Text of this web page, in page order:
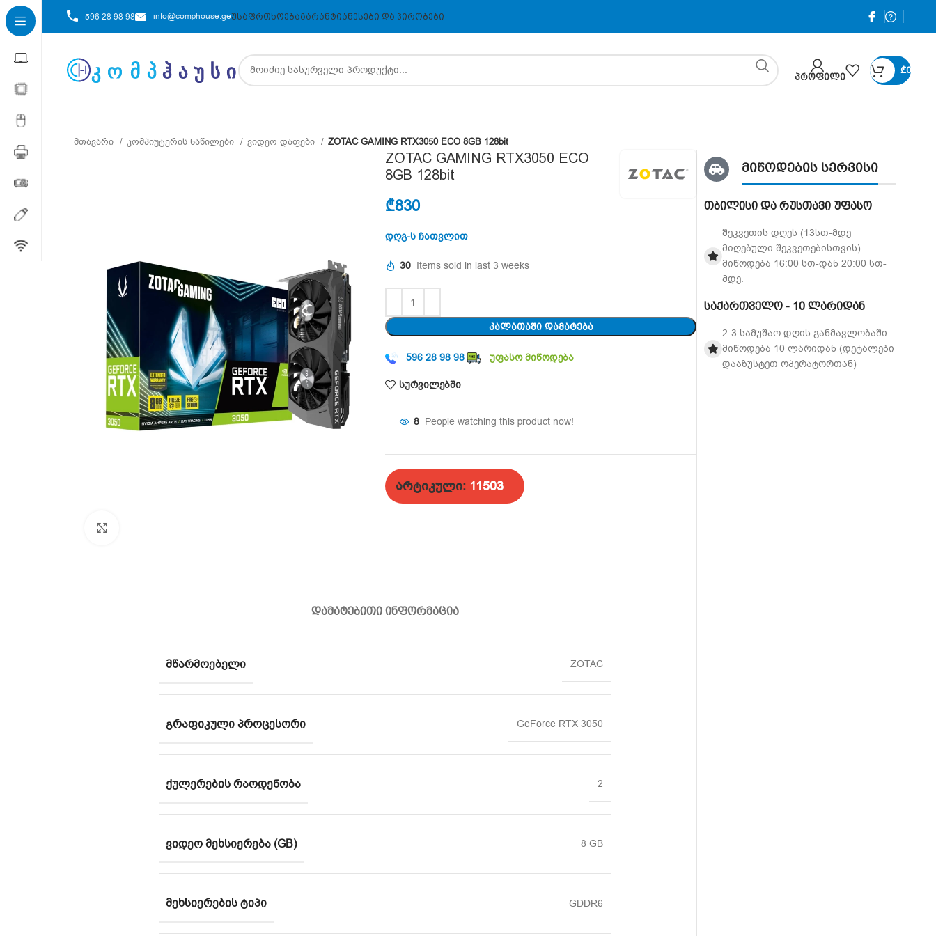
596 28 98 98 info@comphouse.geᲣᲡᲐᲤᲠᲗᲮᲝᲔᲑᲐᲒᲐᲠᲐᲜᲢᲘᲐᲬᲔᲡᲔᲑᲘ ᲓᲐ ᲞᲘᲠᲝᲑᲔᲑᲘ
ᲞᲠᲝᲤᲘᲚᲘ
₾0
მთავარი კომპიუტერის ნაწილები ვიდეო დაფები ZOTAC GAMING RTX3050 ECO 8GB 128bit
ZOTAC GAMING RTX3050 ECO
8GB 128bit
₾830
დღგ-ს ჩათვლით
30 Items sold in last 3 weeks
ᲙᲐᲚᲐᲗᲐᲨᲘ ᲓᲐᲛᲐᲢᲔᲑᲐ
596 28 98 98 უფასო მიწოდება
სურვილებში
8 People watching this product now!
არტიკული: 11503
ᲓᲐᲛᲐᲢᲔᲑᲘᲗᲘ ᲘᲜᲤᲝᲠᲛᲐᲪᲘᲐ
ᲛᲬᲐᲠᲛᲝᲔᲑᲔᲚᲘ ZOTAC
ᲒᲠᲐᲤᲘᲙᲣᲚᲘ ᲞᲠᲝᲪᲔᲡᲝᲠᲘ GeForce RTX 3050
ᲥᲣᲚᲔᲠᲔᲑᲘᲡ ᲠᲐᲝᲓᲔᲜᲝᲑᲐ 2
ᲕᲘᲓᲔᲝ ᲛᲔᲮᲡᲘᲔᲠᲔᲑᲐ (GB) 8 GB
ᲛᲔᲮᲡᲘᲔᲠᲔᲑᲘᲡ ᲢᲘᲞᲘ GDDR6
მიწოდების სერვისი
თბილისი და რუსთავი უფასო
შეკვეთის დღეს (13სთ-მდე
მიღებული შეკვეთებისთვის)
მიწოდება 16:00 სთ-დან 20:00 სთ-
მდე.
საქართველო - 10 ლარიდან
2-3 სამუშაო დღის განმავლობაში
მიწოდება 10 ლარიდან (დეტალები
დააზუსტეთ ოპერატორთან)